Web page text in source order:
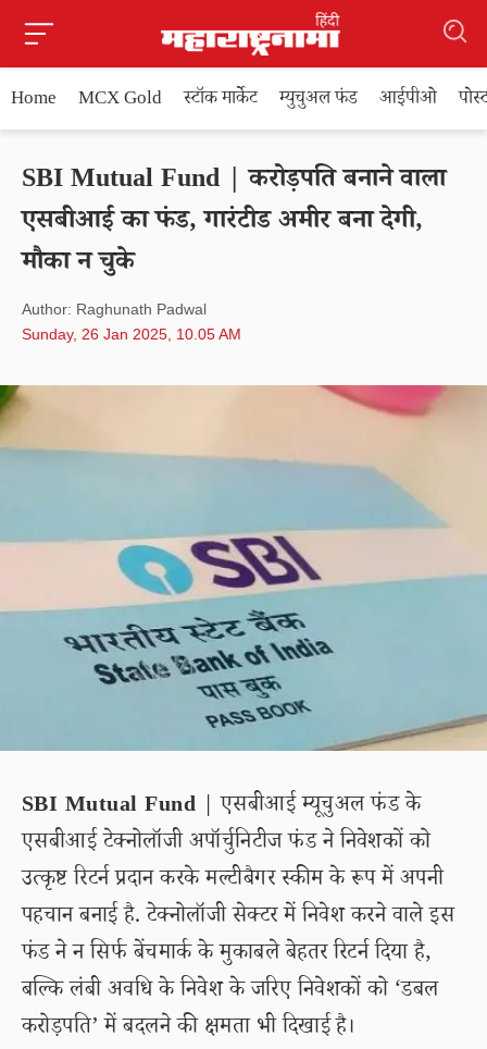
Home MCX Gold स्टॉक मार्केट म्युचुअल फंड आईपीओ
SBI Mutual Fund | करोड़पति बनाने वाला
एसबीआई का फंड, गारंटीड अमीर बना देगी,
मौका न चुके
Author: Raghunath Padwal
Sunday, 26 Jan 2025, 10.05 AM
SBI Mutual Fund | एसबीआई म्यूचुअल फंड के
एसबीआई टेक्नोलॉजी अपॉर्चुनिटीज फंड ने निवेशकों को
उत्कृष्ट रिटर्न प्रदान करके मल्टीबैगर स्कीम के रूप में अपनी
पहचान बनाई है. टेक्नोलॉजी सेक्टर में निवेश करने वाले इस
फंड ने न सिर्फ बेंचमार्क के मुकाबले बेहतर रिटर्न दिया है,
बल्कि लंबी अवधि के निवेश के जरिए निवेशकों को ‘डबल
करोड़पति’ में बदलने की क्षमता भी दिखाई है।